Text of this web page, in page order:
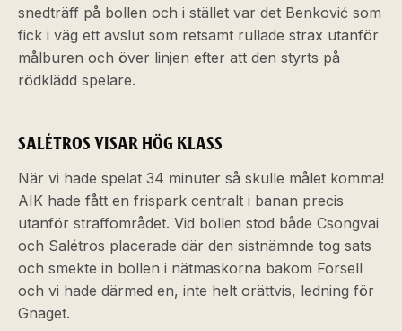
snedträff på bollen och i stället var det Benković som
fick i väg ett avslut som retsamt rullade strax utanför
målburen och över linjen efter att den styrts på
rödklädd spelare.
SALÉTROS VISAR HÖG KLASS
När vi hade spelat 34 minuter så skulle målet komma!
AIK hade fått en frispark centralt i banan precis
utanför straffområdet. Vid bollen stod både Csongvai
och Salétros placerade där den sistnämnde tog sats
och smekte in bollen i nätmaskorna bakom Forsell
och vi hade därmed en, inte helt orättvis, ledning för
Gnaget.